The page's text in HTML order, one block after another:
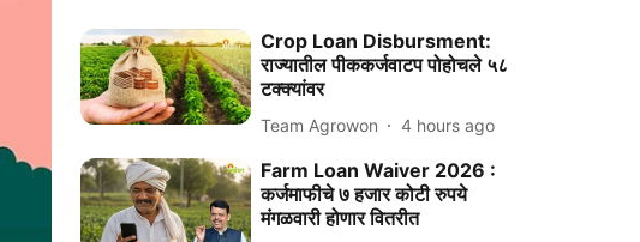
Crop Loan Disbursment:
राज्यातील पीककर्जवाटप पोहोचले ५८
टक्क्यांवर
Team Agrowon 4 hours ago
Farm Loan Waiver 2026 :
कर्जमाफीचे ७ हजार कोटी रुपये
मंगळवारी होणार वितरीत